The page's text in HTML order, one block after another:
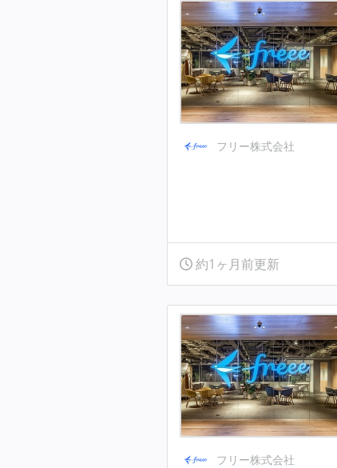
フリー株式会社
約1ヶ月前更新
フリー株式会社